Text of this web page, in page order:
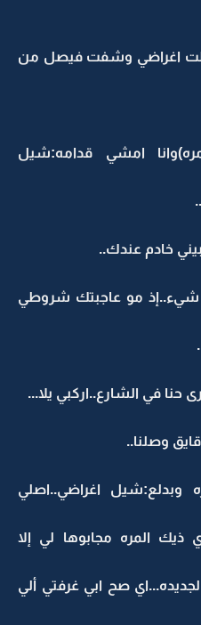
اغراضي وشفت فيصل من
امشي قدامه:شيل
خادم عندك..
مو عاجبتك شروطي
حنا في الشارع..اركبي يلا...
وصلنا..
وبدلع:شيل اغراضي..اصلي
ذيك المره مجابوها لي إلا
صح ابي غرفتي ألي